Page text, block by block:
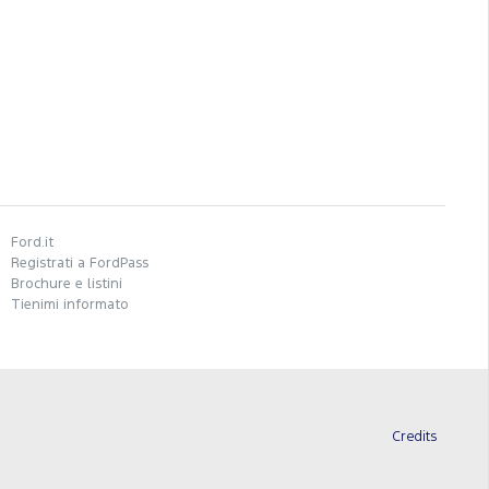
Ford.it
Registrati a FordPass
Brochure e listini
Tienimi informato
Credits